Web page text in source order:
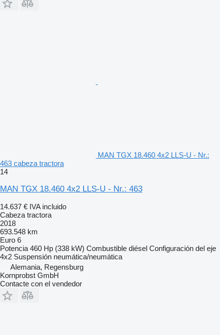
MAN TGX 18.460 4x2 LLS-U - Nr.:
463 cabeza tractora
14
MAN TGX 18.460 4x2 LLS-U - Nr.: 463
14.637 € IVA incluido
Cabeza tractora
2018
693.548 km
Euro 6
Potencia 460 Hp (338 kW) Combustible diésel Configuración del eje
4x2 Suspensión neumática/neumática
Alemania, Regensburg
Kornprobst GmbH
Contacte con el vendedor